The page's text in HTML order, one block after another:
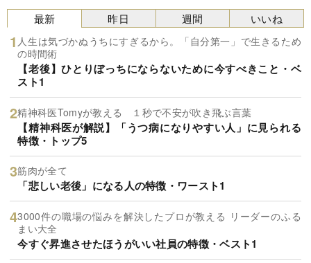
最新
人生は気づかぬうちにすぎるから。「自分第一」で生きるため
の時間術
【老後】ひとりぼっちにならないために今すべきこと・ベ
スト1
精神科医Tomyが教える １秒で不安が吹き飛ぶ言葉
【精神科医が解説】「うつ病になりやすい人」に見られる
特徴・トップ5
筋肉が全て
「悲しい老後」になる人の特徴・ワースト1
3000件の職場の悩みを解決したプロが教える リーダーのふる
まい大全
今すぐ昇進させたほうがいい社員の特徴・ベスト1
昨日 週間 いいね